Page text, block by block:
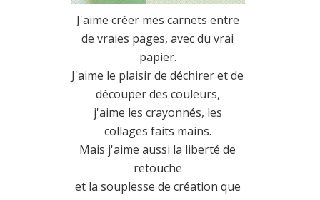
J'aime créer mes carnets entre
de vraies pages, avec du vrai
papier.
J'aime le plaisir de déchirer et de
découper des couleurs,
j'aime les crayonnés, les
collages faits mains.
Mais j'aime aussi la liberté de
retouche
et la souplesse de création que